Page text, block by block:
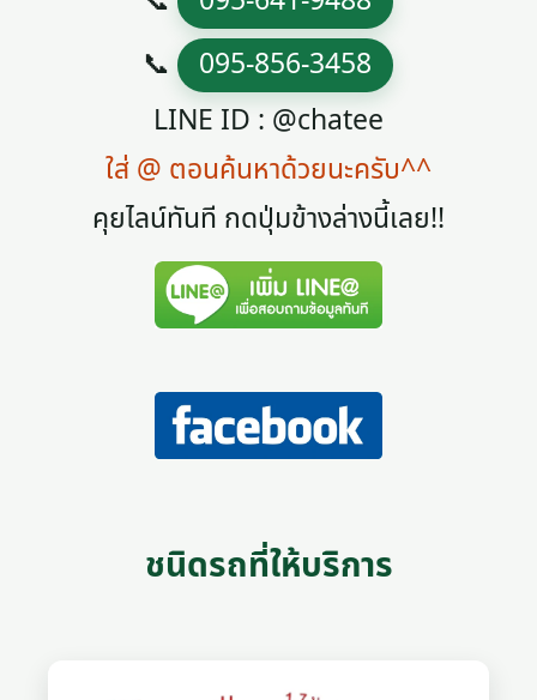
📞 095-856-3458
LINE ID : @chatee
ใส่ @ ตอนค้นหาด้วยนะครับ^^
คุยไลน์ทันที กดปุ่มข้างล่างนี้เลย!!
ชนิดรถที่ให้บริการ